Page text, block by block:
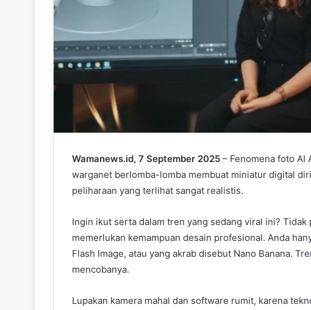
Wamanews.id, 7 September 2025 – Fenomena foto AI
warganet berlomba-lomba membuat miniatur digital
peliharaan yang terlihat sangat realistis.
Ingin ikut serta dalam tren yang sedang viral ini?
memerlukan kemampuan desain profesional. Anda
Flash Image, atau yang akrab disebut Nano Banana.
mencobanya.
Lupakan kamera mahal dan software rumit, karena